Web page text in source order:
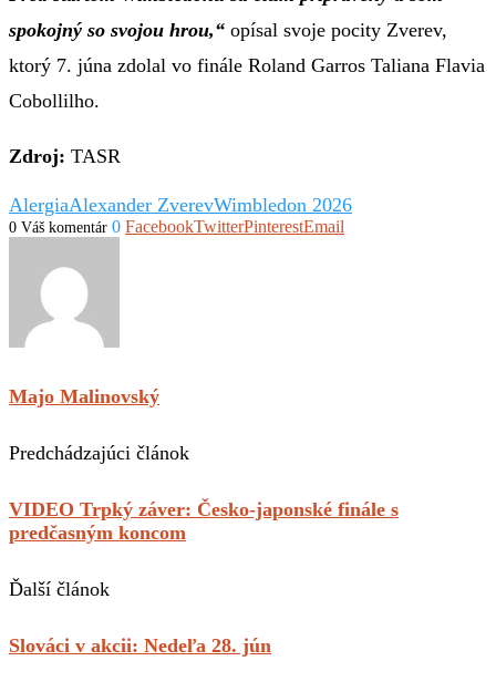
spokojný so svojou hrou,“ opísal svoje pocity Zverev,
ktorý 7. júna zdolal vo finále Roland Garros Taliana Flavia
Cobollilho.
Zdroj: TASR
AlergiaAlexander ZverevWimbledon 2026
0 Váš komentár 0 FacebookTwitterPinterestEmail
Majo Malinovský
Predchádzajúci článok
VIDEO Trpký záver: Česko-japonské finále s
predčasným koncom
Ďalší článok
Slováci v akcii: Nedeľa 28. jún